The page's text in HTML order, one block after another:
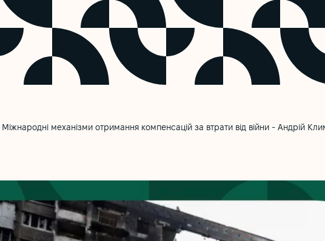
Міжнародні механізми отримання компенсацій за втрати від війни - Андрій